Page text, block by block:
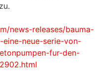
news-releases/bauma-
neue-serie-von-
fur-den-